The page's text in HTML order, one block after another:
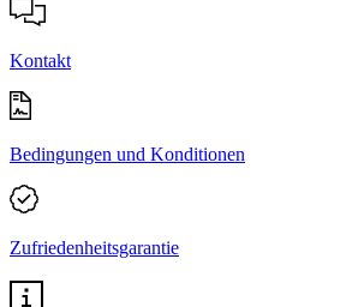
Kontakt
Bedingungen und Konditionen
Zufriedenheitsgarantie